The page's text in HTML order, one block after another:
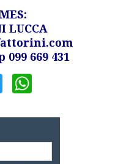
LUCCA
669 431
Twitter